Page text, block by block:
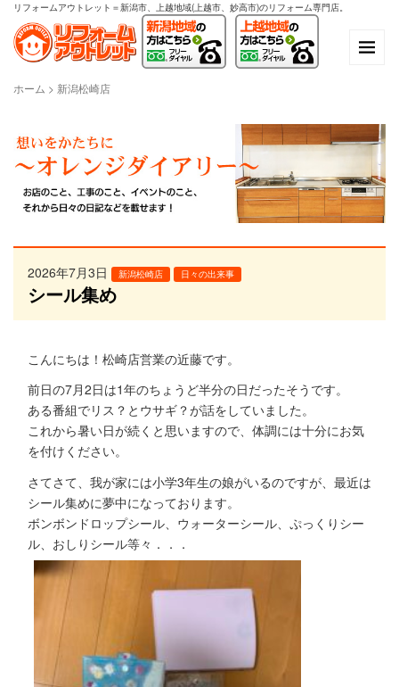
リフォームアウトレット＝新潟市、上越地域(上越市、妙高市)のリフォーム専門店。
ホーム > 新潟松崎店
2026年7月3日 新潟松崎店 日々の出来事
シール集め
こんにちは！松崎店営業の近藤です。
前日の7月2日は1年のちょうど半分の日だったそうです。
ある番組でリス？とウサギ？が話をしていました。
これから暑い日が続くと思いますので、体調には十分にお気
を付けください。
さてさて、我が家には小学3年生の娘がいるのですが、最近は
シール集めに夢中になっております。
ボンボンドロップシール、ウォーターシール、ぷっくりシー
ル、おしりシール等々．．．